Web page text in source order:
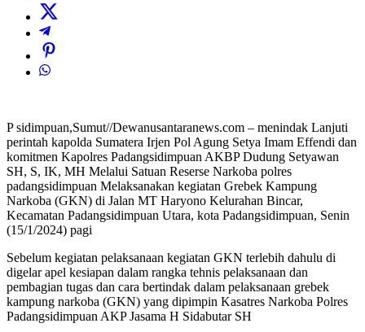
P sidimpuan,Sumut//Dewanusantaranews.com – menindak Lanjuti
perintah kapolda Sumatera Irjen Pol Agung Setya Imam Effendi dan
komitmen Kapolres Padangsidimpuan AKBP Dudung Setyawan
SH, S, IK, MH Melalui Satuan Reserse Narkoba polres
padangsidimpuan Melaksanakan kegiatan Grebek Kampung
Narkoba (GKN) di Jalan MT Haryono Kelurahan Bincar,
Kecamatan Padangsidimpuan Utara, kota Padangsidimpuan, Senin
(15/1/2024) pagi
Sebelum kegiatan pelaksanaan kegiatan GKN terlebih dahulu di
digelar apel kesiapan dalam rangka tehnis pelaksanaan dan
pembagian tugas dan cara bertindak dalam pelaksanaan grebek
kampung narkoba (GKN) yang dipimpin Kasatres Narkoba Polres
Padangsidimpuan AKP Jasama H Sidabutar SH